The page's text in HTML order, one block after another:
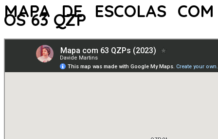
MAPA DE ESCOLAS COM
OS 63 QZP